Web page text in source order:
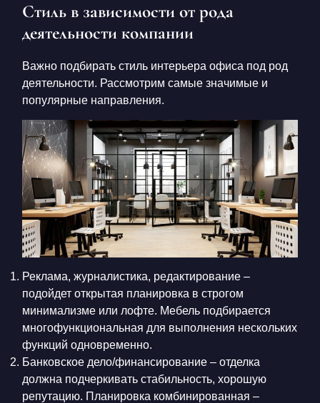
Стиль в зависимости от рода
деятельности компании
Важно подбирать стиль интерьера офиса под род
деятельности. Рассмотрим самые значимые и
популярные направления.
Реклама, журналистика, редактирование –
подойдет открытая планировка в строгом
минимализме или лофте. Мебель подбирается
многофункциональная для выполнения нескольких
функций одновременно.
Банковское дело/финансирование – отделка
должна подчеркивать стабильность, хорошую
репутацию. Планировка комбинированная –